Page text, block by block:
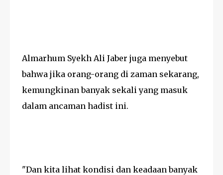
Almarhum Syekh Ali Jaber juga menyebut
bahwa jika orang-orang di zaman sekarang,
kemungkinan banyak sekali yang masuk
dalam ancaman hadist ini.
"Dan kita lihat kondisi dan keadaan banyak